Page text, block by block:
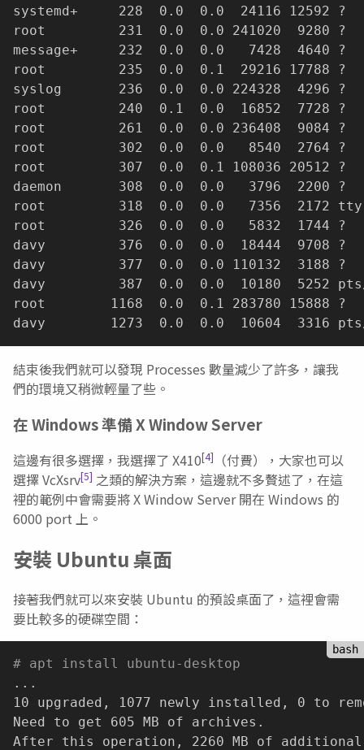
systemd+     228  0.0  0.0  24116 12592
root         231  0.0  0.0 241020  9280 ?
message+     232  0.0  0.0   7428  4640 ?
root         235  0.0  0.1  29216 17788 ?
syslog       236  0.0  0.0 224328  4296 ?
root         240  0.1  0.0  16852  7728 ?
root         261  0.0  0.0 236408  9084
root         302  0.0  0.0   8540  2764 ?
root         307  0.0  0.1 108036 20512 ?
daemon       308  0.0  0.0   3796  2200
root         318  0.0  0.0   7356  2172
root         326  0.0  0.0   5832  1744 ?
davy         376  0.0  0.0  18444  9708 ?
davy         377  0.0  0.0 110132  3188
davy         387  0.0  0.0  10180  5252
root        1168  0.0  0.1 283780 15888
davy        1273  0.0  0.0  10604  3316
結束後我們就可以發現 Processes 數量減少了許多，讓我
們的環境又稍微輕量了些。
在 Windows 準備 X Window Server
這邊有很多選擇，我選擇了 X410[4]
（付費），大家也可以
選擇 VcXsrv[5] 之類的解決方案，這邊就不多贅述了，在這
裡的範例中會需要將 X Window Server 開在 Windows 的
6000 port 上。
安裝 Ubuntu 桌面
接著我們就可以來安裝 Ubuntu 的預設桌面了，這裡會需
要比較多的硬碟空間：
# apt install ubuntu-desktop
.. .
10 upgraded, 1077 newly installed, 0 to
Need to get 605 MB of archives.
After this operation, 2260 MB of